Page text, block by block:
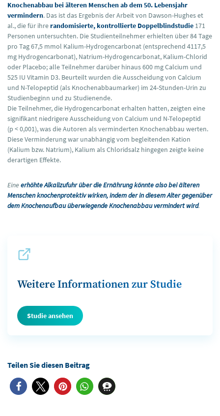
Knochenabbau bei älteren Menschen ab dem 50. Lebensjahr
vermindern. Das ist das Ergebnis der Arbeit von Dawson-Hughes et
al., die für ihrerandomisierte, kontrollierte Doppelblindstudie 171
Personen untersuchten. Die Studienteilnehmer erhielten über 84 Tage
pro Tag 67,5 mmol Kalium-Hydrogencarbonat (entsprechend 4117,5
mg Hydrogencarbonat), Natrium-Hydrogencarbonat, Kalium-Chlorid
oder Placebo; alle Teilnehmer darüber hinaus 600 mg Calcium und
525 IU Vitamin D3. Beurteilt wurden die Ausscheidung von Calcium
und N-Telopeptid (als Knochenabbaumarker) im 24-Stunden-Urin zu
Studienbeginn und zu Studienende.
Die Teilnehmer, die Hydrogencarbonat erhalten hatten, zeigten eine
signifikant niedrigere Ausscheidung von Calcium und N-Telopeptid
(p < 0,001), was die Autoren als verminderten Knochenabbau werten.
Diese Verminderung war unabhängig vom begleitenden Kation
(Kalium bzw. Natrium), Kalium als Chloridsalz hingegen zeigte keine
derartigen Effekte.
Eineerhöhte Alkalizufuhr über die Ernährung könnte also bei älteren
Menschen knochenprotektiv wirken, indem der in diesem Alter gegenüber
dem Knochenaufbau überwiegende Knochenabbau vermindert wird.
Weitere Informationen zur Studie
Studie ansehen